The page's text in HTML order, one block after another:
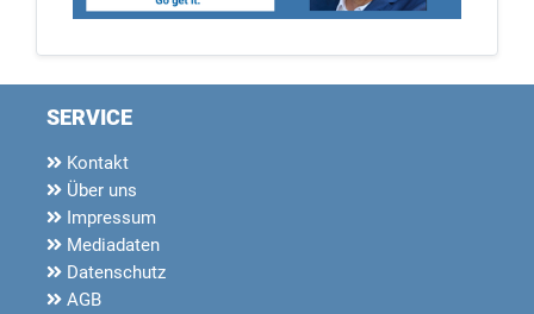
SERVICE
Kontakt
Über uns
Impressum
Mediadaten
Datenschutz
AGB